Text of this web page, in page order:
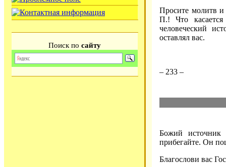
Поиск по сайту
Просите молитв
П.! Что
человеческий
оставлял вас.
– 233 –
Божий
прибегайте. Он
Благослови вас